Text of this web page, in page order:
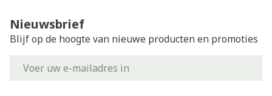
Nieuwsbrief
Blijf op de hoogte van nieuwe producten en promoties